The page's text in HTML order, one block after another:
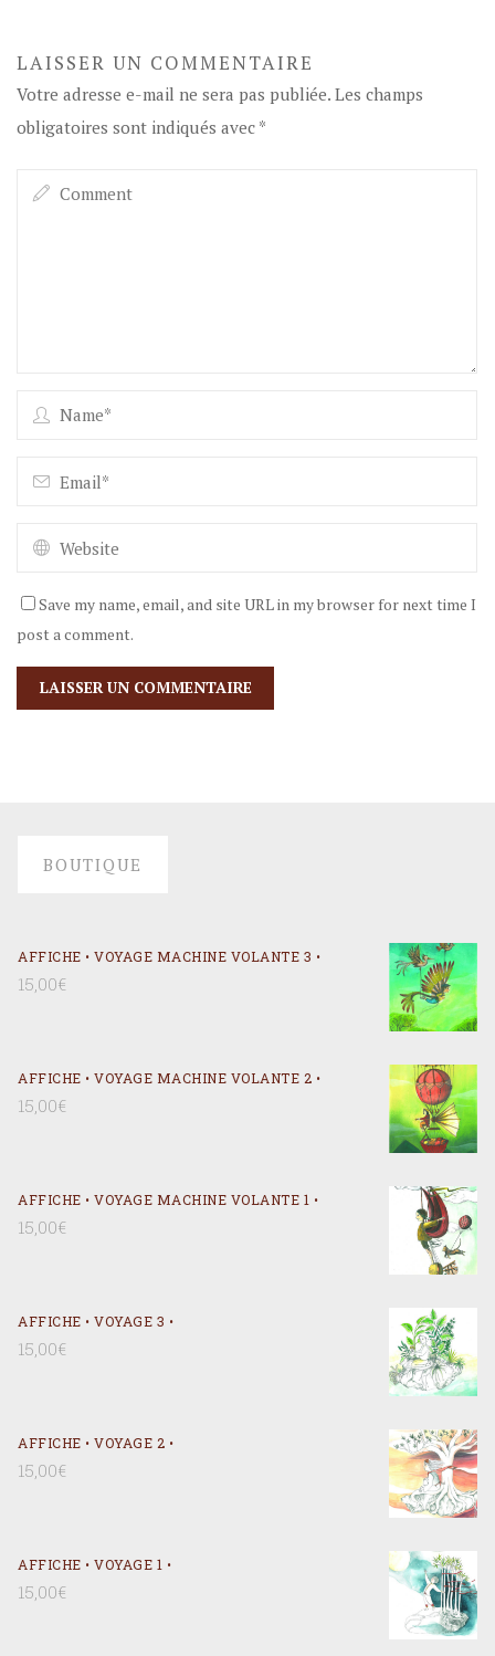
LAISSER UN COMMENTAIRE
Votre adresse e-mail ne sera pas publiée. Les champs
obligatoires sont indiqués avec *
Save my name, email, and site URL in my browser for next time I
post a comment.
BOUTIQUE
AFFICHE • VOYAGE MACHINE VOLANTE 3 •
15,00€
AFFICHE • VOYAGE MACHINE VOLANTE 2 •
15,00€
AFFICHE • VOYAGE MACHINE VOLANTE 1 •
15,00€
AFFICHE • VOYAGE 3 •
15,00€
AFFICHE • VOYAGE 2 •
15,00€
AFFICHE • VOYAGE 1 •
15,00€